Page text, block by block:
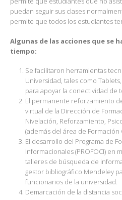
puedan seguir sus clases
permite que todos los estudiantes
Algunas de las acciones que se
tiempo:
Se facilitaron herramientas
Universidad, tales como
para apoyar la conectividad de
El permanente reforzamiento
virtual de la Dirección de
Nivelación, Reforzamiento,
(además del área de
El desarrollo del Programa de
Informacionales (PROFOCI) en
talleres de búsqueda de
gestor bibliográfico Mendeley
funcionarios de la universidad.
Demarcación de la distancia